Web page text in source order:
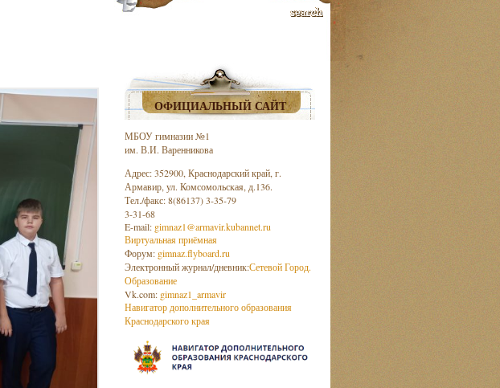
ОФИЦИАЛЬНЫЙ САЙТ
МБОУ гимназии №1
им. В.И. Варенникова
Адрес: 352900, Краснодарский край, г.
Армавир, ул. Комсомольская, д.136.
Тел./факс: 8(86137) 3-35-79
3-31-68
E-mail: gimnaz1@armavir.kubannet.ru
Виртуальная приёмная
Форум: gimnaz.flyboard.ru
Электронный журнал/дневник:Сетевой Город.
Образование
Vk.com: gimnaz1_armavir
Навигатор дополнительного образования
Краснодарского края